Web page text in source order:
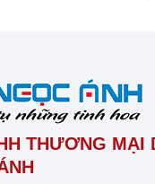
THƯƠNG MẠI